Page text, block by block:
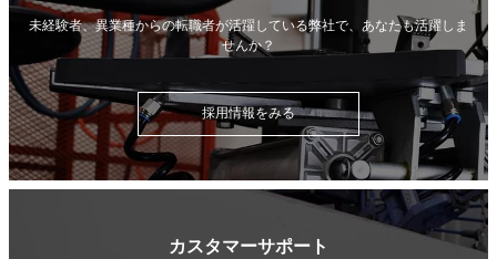
未経験者、異業種からの転職者が活躍している弊社で、 あなたも活躍しま
せんか？
採用情報をみる
カスタマーサポート